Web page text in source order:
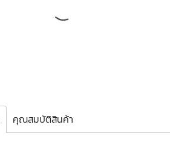
คุณสมบัติสินค้า